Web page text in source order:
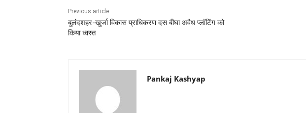
Previous article
बुलंदशहर-खुर्जा विकास प्राधिकरण दस बीघा अवैध प्लॉटिंग को
किया ध्वस्त
Pankaj Kashyap